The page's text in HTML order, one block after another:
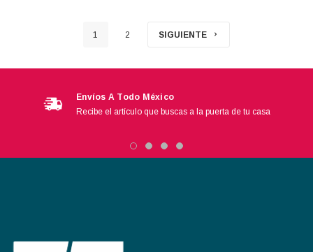
1 2 SIGUIENTE
Envíos A Todo México
Recibe el artículo que buscas a la puerta de tu casa